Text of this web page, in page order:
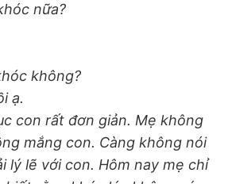
nữa?
không?
ạ.
con rất đơn giản. Mẹ không
mắng con. Càng không nói
lý lẽ với con. Hôm nay mẹ chỉ